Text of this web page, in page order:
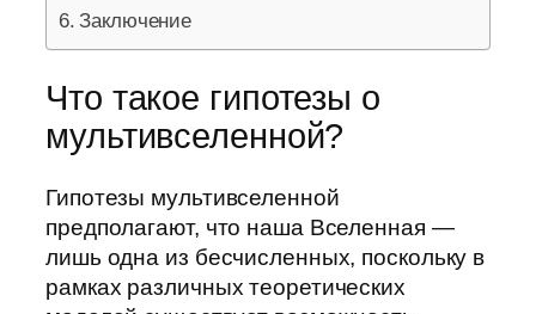
Заключение
Что такое гипотезы о
мультивселенной?
Гипотезы мультивселенной
предполагают, что наша Вселенная —
лишь одна из бесчисленных, поскольку в
рамках различных теоретических